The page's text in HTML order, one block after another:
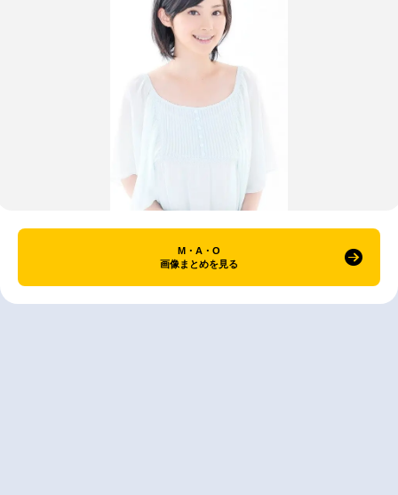
M・A・O
画像まとめを見る